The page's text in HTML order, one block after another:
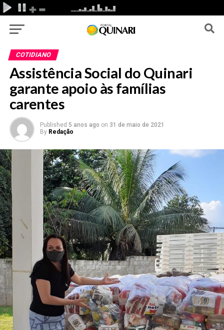
COTIDIANO
Assistência Social do Quinari
garante apoio às famílias
carentes
Published 5 anos ago on 31 de maio de 2021
By Redação